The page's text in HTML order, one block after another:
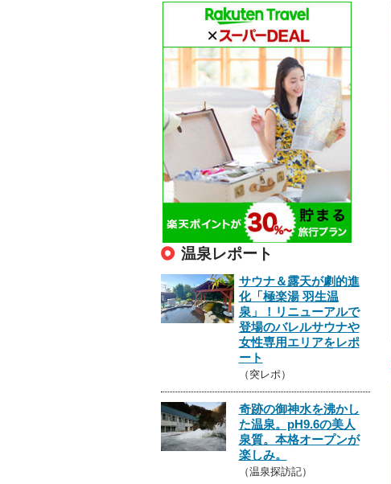
温泉レポート
サウナ＆露天が劇的進
化「極楽湯 羽生温
泉」！リニューアルで
登場のバレルサウナや
女性専用エリアをレポ
ート
（突レポ）
奇跡の御神水を沸かし
た温泉。pH9.6の美人
泉質。本格オープンが
楽しみ。
（温泉探訪記）